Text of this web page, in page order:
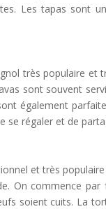
Les tapas sont
très populaire et
sont souvent
également
se régaler et de
et très
On commence
soient cuits. La